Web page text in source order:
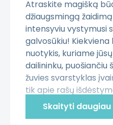
Atraskite magišką
džiaugsmingą
intensyviu vystymusi
galvosūkiu!
nuotykis, kuriame
dailininku, puošiančiu
žuvies svarstyklas
tik apie rašų
įdomus ištvermės ir
jus užsiurbia
Skaityti daugiau